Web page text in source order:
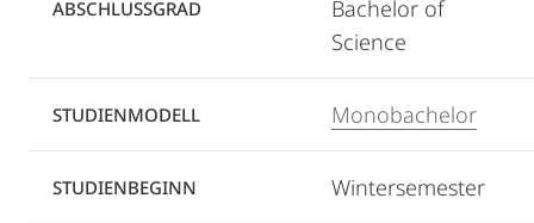
ABSCHLUSSGRAD
Bachelor of
Science
STUDIENMODELL Monobachelor
STUDIENBEGINN Wintersemester